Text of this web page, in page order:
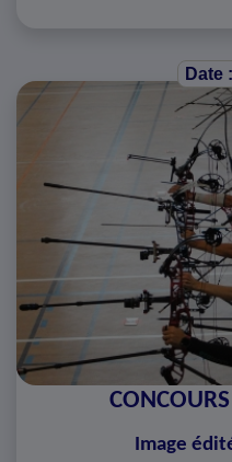
Date
Image